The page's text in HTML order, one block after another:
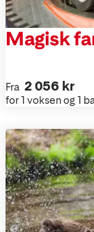
Magisk
Fra 2 056 kr
for 1 voksen og 1